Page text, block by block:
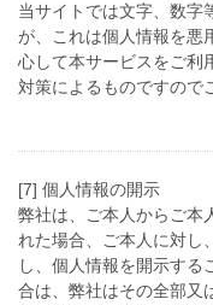
当サイトでは文字、数字
が、これは個人情報を悪
心して本サービスをご利
対策によるものですので
[7] 個人情報の開示
弊社は、ご本人からご本
れた場合、ご本人に対し
し、個人情報を開示する
合は、弊社はその全部又